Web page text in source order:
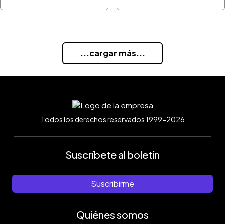
...cargar más...
Todos los derechos reservados 1999-2026
Suscríbete al boletín
Suscribirme
Quiénes somos